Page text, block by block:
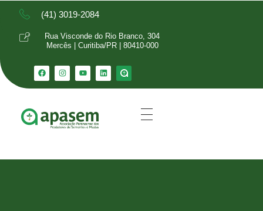
(41) 3019-2084
Rua Visconde do Rio Branco, 304
Mercês | Curitiba/PR | 80410-000